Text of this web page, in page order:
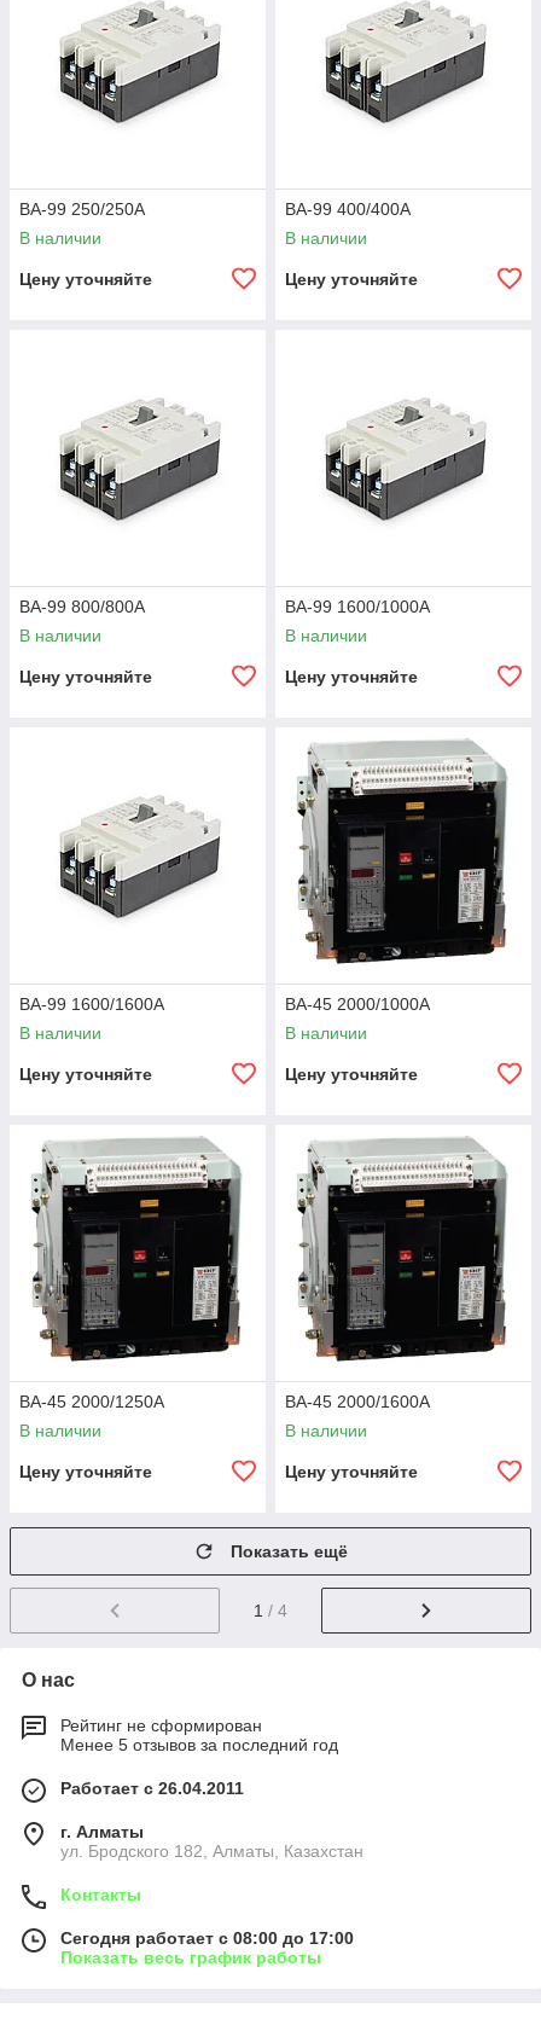
ВА-99 250/250А
В наличии
Цену уточняйте
ВА-99 400/400А
В наличии
Цену уточняйте
ВА-99 800/800А
В наличии
Цену уточняйте
ВА-99 1600/1000А
В наличии
Цену уточняйте
ВА-99 1600/1600А
В наличии
Цену уточняйте
ВА-45 2000/1000А
В наличии
Цену уточняйте
ВА-45 2000/1250А
В наличии
Цену уточняйте
ВА-45 2000/1600А
В наличии
Цену уточняйте
Показать ещё
1 / 4
О нас
Рейтинг не сформирован
Менее 5 отзывов за последний год
Работает с 26.04.2011
г. Алматы
ул. Бродского 182, Алматы, Казахстан
Контакты
Сегодня работает с 08:00 до 17:00
Показать весь график работы